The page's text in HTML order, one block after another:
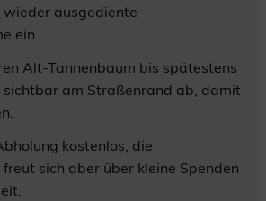
wieder ausgediente
ein.
Alt-Tannenbaum bis spätestens
am Straßenrand ab, damit
kostenlos, die
sich aber über kleine Spenden